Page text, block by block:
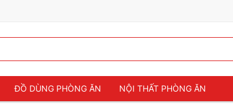
ĐỒ DÙNG PHÒNG ĂN NỘI THẤT PHÒNG ĂN